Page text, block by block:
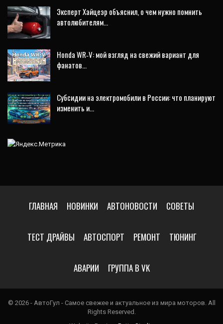
Эксперт Хайцеэр объяснил, о чем нужно помнить
автолюбителям…
Honda WR‑V: мой взгляд на свежий вариант для
фанатов…
Субсидии на электромобили в России: что планируют
изменить и…
ГЛАВНАЯ НОВИНКИ АВТОНОВОСТИ СОВЕТЫ
ТЕСТ ДРАЙВЫ АВТОСПОРТ РЕМОНТ ТЮНИНГ
АВАРИИ ГРУППА В VK
© 2026 - АвтоГул - Самое свежее и актуальное из мира моторов. All
Rights Reserved.